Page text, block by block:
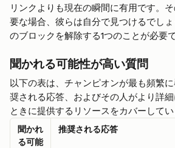
リンクよりも現在の瞬間に有用です。
要な場合、彼らは自分で見つけるでし
のブロックを解除する1つのことが必要で
聞かれる可能性が高い質問
以下の表は、チャンピオンが最も頻繁
奨される応答、およびその人がより詳
ときに提供するリソースをカバーしてい
聞かれ
る可能
推奨される応答